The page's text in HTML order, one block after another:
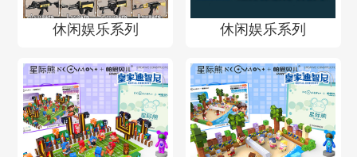
休闲娱乐系列 休闲娱乐系列